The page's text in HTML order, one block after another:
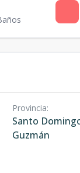
Provincia:
Santo
Guzmán